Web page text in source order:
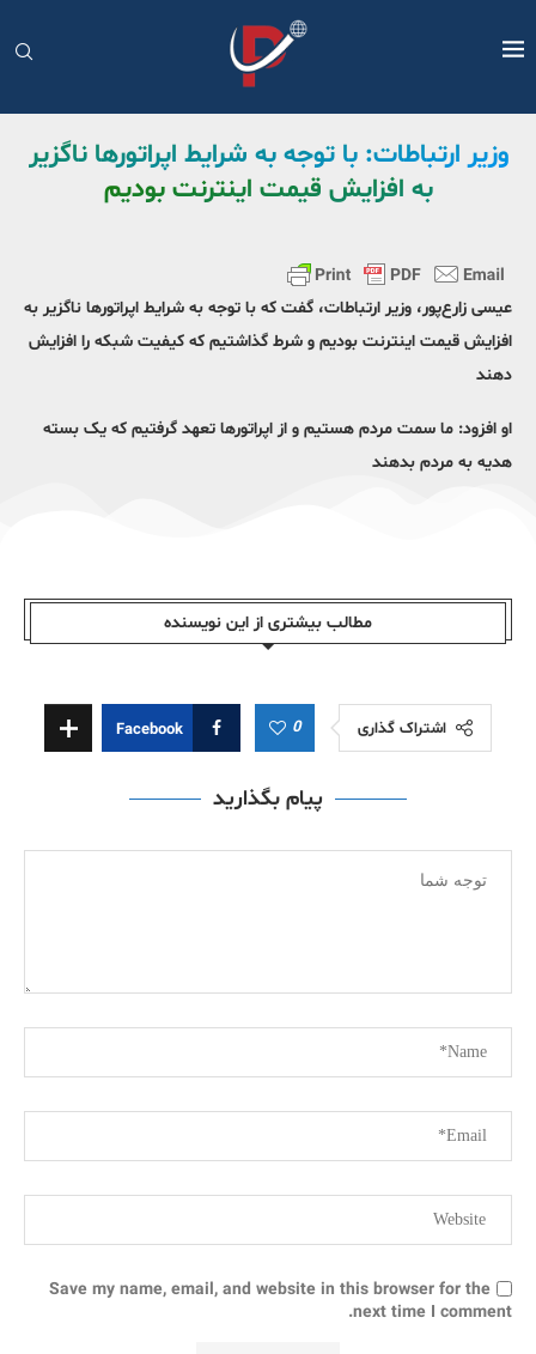
وزیر ارتباطات: با توجه به شرایط اپراتورها ناگزیر
به افزایش قیمت اینترنت بودیم
عیسی زارع‌پور، وزیر ارتباطات، گفت که با توجه به شرایط اپراتورها ناگزیر به
افزایش قیمت اینترنت بودیم و شرط گذاشتیم که کیفیت شبکه را افزایش
دهند
او افزود: ما سمت مردم هستیم و از اپراتورها تعهد گرفتیم که یک بسته
هدیه به مردم بدهند
مطالب بیشتری از این نویسندە
اشتراک گذاری 0
Facebook
پیام بگذارید
Save my name, email, and website in this browser for the
next time I comment.